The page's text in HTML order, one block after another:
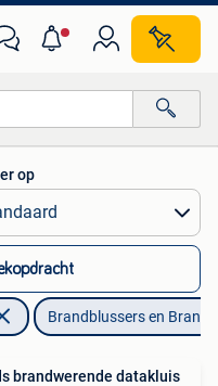
op
Brandblussers en
brandwerende datakluis